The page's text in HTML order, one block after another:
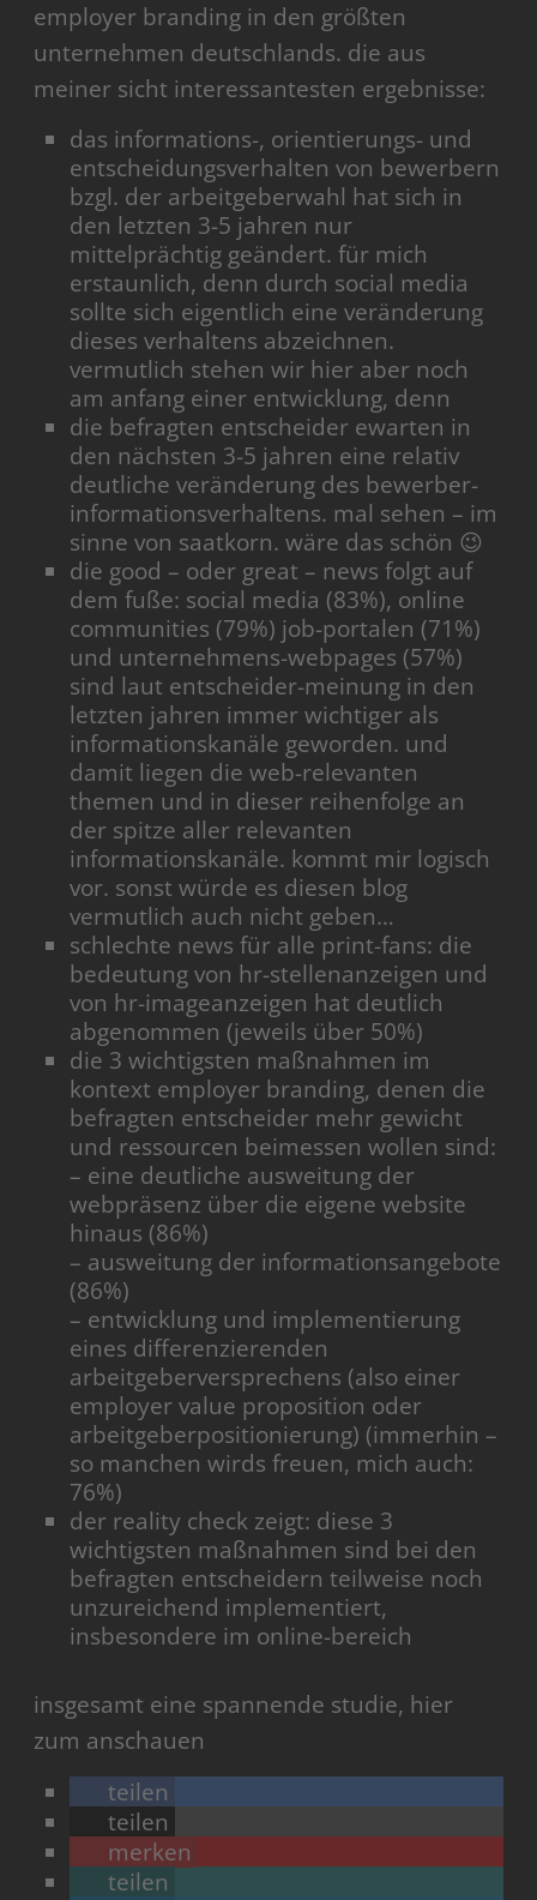
employer branding in den größten
unternehmen deutschlands. die aus
meiner sicht interessantesten ergebnisse:
das informations-, orientierungs- und
entscheidungsverhalten von bewerbern
bzgl. der arbeitgeberwahl hat sich in
den letzten 3-5 jahren nur
mittelprächtig geändert. für mich
erstaunlich, denn durch social media
sollte sich eigentlich eine veränderung
dieses verhaltens abzeichnen.
vermutlich stehen wir hier aber noch
am anfang einer entwicklung, denn
die befragten entscheider ewarten in
den nächsten 3-5 jahren eine relativ
deutliche veränderung des bewerber-
informationsverhaltens. mal sehen – im
sinne von saatkorn. wäre das schön 😉
die good – oder great – news folgt auf
dem fuße: social media (83%), online
communities (79%) job-portalen (71%)
und unternehmens-webpages (57%)
sind laut entscheider-meinung in den
letzten jahren immer wichtiger als
informationskanäle geworden. und
damit liegen die web-relevanten
themen und in dieser reihenfolge an
der spitze aller relevanten
informationskanäle. kommt mir logisch
vor. sonst würde es diesen blog
vermutlich auch nicht geben…
schlechte news für alle print-fans: die
bedeutung von hr-stellenanzeigen und
von hr-imageanzeigen hat deutlich
abgenommen (jeweils über 50%)
die 3 wichtigsten maßnahmen im
kontext employer branding, denen die
befragten entscheider mehr gewicht
und ressourcen beimessen wollen sind:
– eine deutliche ausweitung der
webpräsenz über die eigene website
hinaus (86%)
– ausweitung der informationsangebote
(86%)
– entwicklung und implementierung
eines differenzierenden
arbeitgeberversprechens (also einer
employer value proposition oder
arbeitgeberpositionierung) (immerhin –
so manchen wirds freuen, mich auch:
76%)
der reality check zeigt: diese 3
wichtigsten maßnahmen sind bei den
befragten entscheidern teilweise noch
unzureichend implementiert,
insbesondere im online-bereich
insgesamt eine spannende studie, hier
zum anschauen
teilen
teilen
merken
teilen